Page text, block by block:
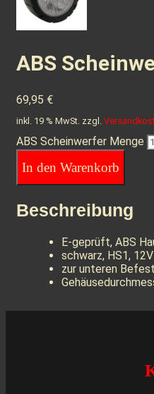
ABS
69,95 €
inkl. 19 % MwSt. zzgl.
ABS Scheinwerfer Menge
In den Warenkorb
Beschreibung
E-geprüft, ABS
schwarz, HS1,
zur unteren